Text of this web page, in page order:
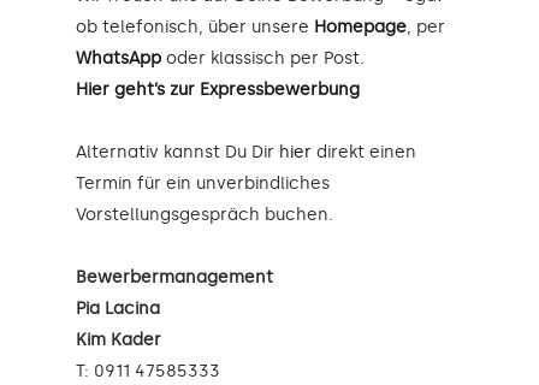
ob telefonisch, über unsere Homepage, per
WhatsApp oder klassisch per Post.
Hier geht’s zur Expressbewerbung
Alternativ kannst Du Dir hier direkt einen
Termin für ein unverbindliches
Vorstellungsgespräch buchen.
Bewerbermanagement
Pia Lacina
Kim Kader
T: 0911 47585333